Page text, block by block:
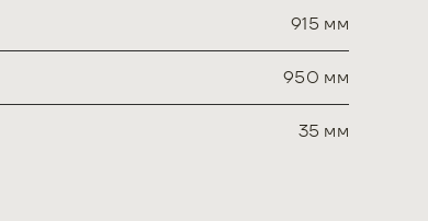
915 мм
950 мм
35 мм